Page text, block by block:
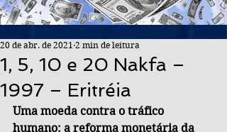
1, 5, 10 e 20 Nakfa –
1997 – Eritréia
20 de abr. de 2021 2 min de leitura
Uma moeda contra o tráfico
humano: a reforma monetária da